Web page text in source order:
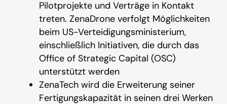
Pilotprojekte und Verträge in Kontakt
treten. ZenaDrone verfolgt Möglichkeiten
beim US-Verteidigungsministerium,
einschließlich Initiativen, die durch das
Office of Strategic Capital (OSC)
unterstützt werden
ZenaTech wird die Erweiterung seiner
Fertigungskapazität in seinen drei Werken